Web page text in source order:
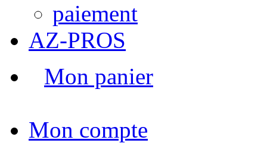
paiement
AZ-PROS
Mon panier
Mon compte